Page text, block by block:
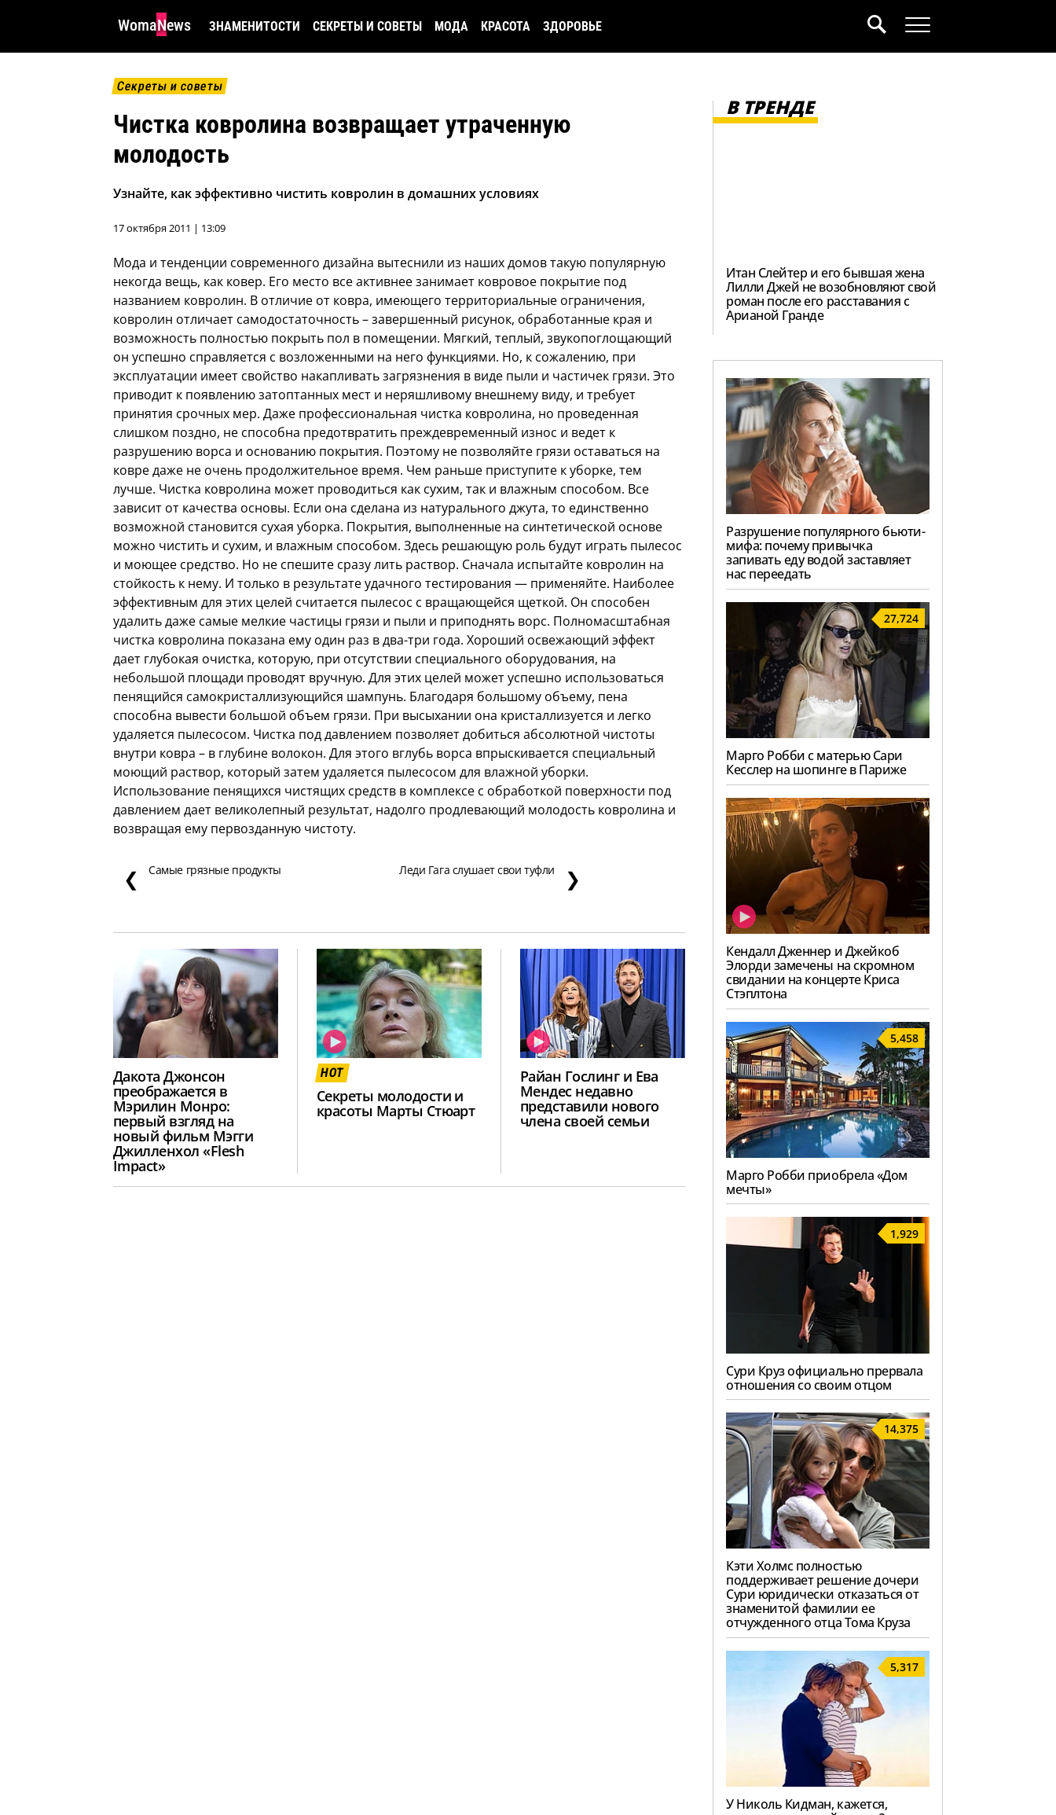
WomaNews ЗНАМЕНИТОСТИ СЕКРЕТЫ И СОВЕТЫ МОДА КРАСОТА ЗДОРОВЬЕ
Секреты и советы
Чистка ковролина возвращает утраченную
молодость
Узнайте, как эффективно чистить ковролин в домашних условиях
17 октября 2011 | 13:09
Мода и тенденции современного дизайна вытеснили из наших домов такую популярную
некогда вещь, как ковер. Его место все активнее занимает ковровое покрытие под
названием ковролин. В отличие от ковра, имеющего территориальные ограничения,
ковролин отличает самодостаточность – завершенный рисунок, обработанные края и
возможность полностью покрыть пол в помещении. Мягкий, теплый, звукопоглощающий
он успешно справляется с возложенными на него функциями. Но, к сожалению, при
эксплуатации имеет свойство накапливать загрязнения в виде пыли и частичек грязи. Это
приводит к появлению затоптанных мест и неряшливому внешнему виду, и требует
принятия срочных мер. Даже профессиональная чистка ковролина, но проведенная
слишком поздно, не способна предотвратить преждевременный износ и ведет к
разрушению ворса и основанию покрытия. Поэтому не позволяйте грязи оставаться на
ковре даже не очень продолжительное время. Чем раньше приступите к уборке, тем
лучше. Чистка ковролина может проводиться как сухим, так и влажным способом. Все
зависит от качества основы. Если она сделана из натурального джута, то единственно
возможной становится сухая уборка. Покрытия, выполненные на синтетической основе
можно чистить и сухим, и влажным способом. Здесь решающую роль будут играть пылесос
и моющее средство. Но не спешите сразу лить раствор. Сначала испытайте ковролин на
стойкость к нему. И только в результате удачного тестирования — применяйте. Наиболее
эффективным для этих целей считается пылесос с вращающейся щеткой. Он способен
удалить даже самые мелкие частицы грязи и пыли и приподнять ворс. Полномасштабная
чистка ковролина показана ему один раз в два-три года. Хороший освежающий эффект
дает глубокая очистка, которую, при отсутствии специального оборудования, на
небольшой площади проводят вручную. Для этих целей может успешно использоваться
пенящийся самокристаллизующийся шампунь. Благодаря большому объему, пена
способна вывести большой объем грязи. При высыхании она кристаллизуется и легко
удаляется пылесосом. Чистка под давлением позволяет добиться абсолютной чистоты
внутри ковра – в глубине волокон. Для этого вглубь ворса впрыскивается специальный
моющий раствор, который затем удаляется пылесосом для влажной уборки.
Использование пенящихся чистящих средств в комплексе с обработкой поверхности под
давлением дает великолепный результат, надолго продлевающий молодость ковролина и
возвращая ему первозданную чистоту.
❮ Самые грязные продукты Леди Гага слушает свои туфли ❯
Дакота Джонсон
преображается в
Мэрилин Монро:
первый взгляд на
новый фильм Мэгги
Джилленхол «Flesh
Impact»
HOT
Секреты молодости и
красоты Марты Стюарт
Райан Гослинг и Ева
Мендес недавно
представили нового
члена своей семьи
В ТРЕНДЕ
Итан Слейтер и его бывшая жена
Лилли Джей не возобновляют свой
роман после его расставания с
Арианой Гранде
Разрушение популярного бьюти-
мифа: почему привычка
запивать еду водой заставляет
нас переедать
27,724
Марго Робби с матерью Сари
Кесслер на шопинге в Париже
Кендалл Дженнер и Джейкоб
Элорди замечены на скромном
свидании на концерте Криса
Стэплтона
5,458
Марго Робби приобрела «Дом
мечты»
1,929
Сури Круз официально прервала
отношения со своим отцом
14,375
Кэти Холмс полностью
поддерживает решение дочери
Сури юридически отказаться от
знаменитой фамилии ее
отчужденного отца Тома Круза
5,317
У Николь Кидман, кажется,